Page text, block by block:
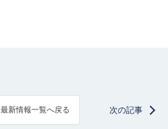
最新情報一覧へ戻る 次の記事